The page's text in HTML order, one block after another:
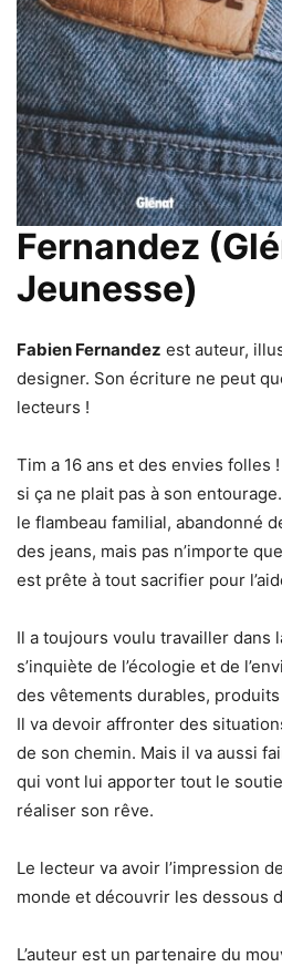
Fernandez
Jeunesse)
Fabien Fernandez est auteur,
designer. Son écriture ne peut
lecteurs !
Tim a 16 ans et des envies folles
si ça ne plait pas à son
le flambeau familial, abandonné
des jeans, mais pas n’importe
est prête à tout sacrifier pour
Il a toujours voulu travailler dans
s’inquiète de l’écologie et de
des vêtements durables,
Il va devoir affronter des
de son chemin. Mais il va aussi
qui vont lui apporter tout le
réaliser son rêve.
Le lecteur va avoir l’impression
monde et découvrir les dessous
L’auteur est un partenaire du